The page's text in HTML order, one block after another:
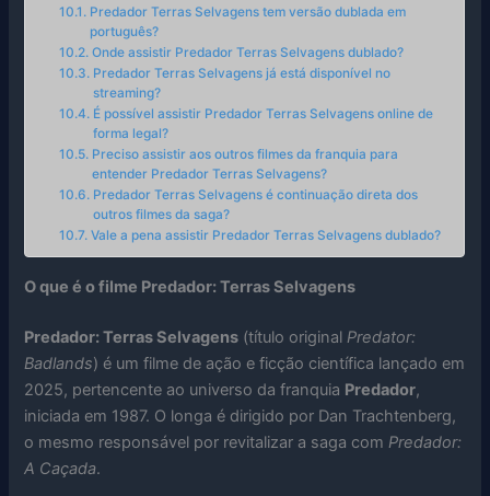
Predador Terras Selvagens tem versão dublada em
português?
Onde assistir Predador Terras Selvagens dublado?
Predador Terras Selvagens já está disponível no
streaming?
É possível assistir Predador Terras Selvagens online de
forma legal?
Preciso assistir aos outros filmes da franquia para
entender Predador Terras Selvagens?
Predador Terras Selvagens é continuação direta dos
outros filmes da saga?
Vale a pena assistir Predador Terras Selvagens dublado?
O que é o filme Predador: Terras Selvagens
Predador: Terras Selvagens (título originalPredator:
Badlands) é um filme de ação e ficção científica lançado em
2025, pertencente ao universo da franquia Predador,
iniciada em 1987. O longa é dirigido por Dan Trachtenberg,
o mesmo responsável por revitalizar a saga comPredador:
A Caçada.